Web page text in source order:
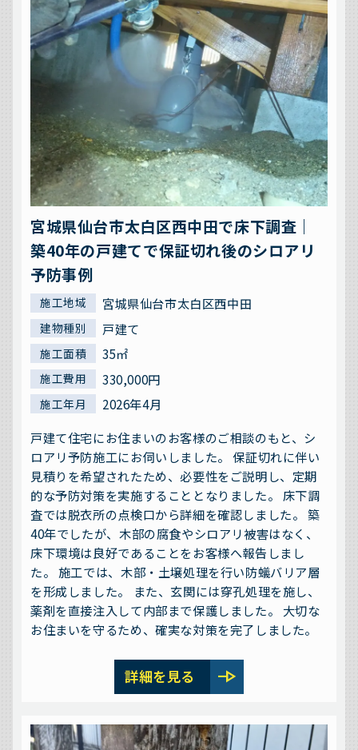
宮城県仙台市太白区西中田で床下調査｜
築40年の戸建てで保証切れ後のシロアリ
予防事例
施工地域 宮城県仙台市太白区西中田
建物種別 戸建て
施工面積 35㎡
施工費用 330,000円
施工年月
2026年4月
戸建て住宅にお住まいのお客様のご相談のもと、シ
ロアリ予防施工にお伺いしました。 保証切れに伴い
見積りを希望されたため、必要性をご説明し、定期
的な予防対策を実施することとなりました。 床下調
査では脱衣所の点検口から詳細を確認しました。 築
40年でしたが、木部の腐食やシロアリ被害はなく、
床下環境は良好であることをお客様へ報告しまし
た。 施工では、木部・土壌処理を行い防蟻バリア層
を形成しました。 また、玄関には穿孔処理を施し、
薬剤を直接注入して内部まで保護しました。 大切な
お住まいを守るため、確実な対策を完了しました。
詳細を見る line_end_arrow